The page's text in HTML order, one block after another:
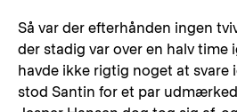
Så var der efterhånden ingen
der stadig var over en halv time
havde ikke rigtig noget at svare
stod Santin for et par